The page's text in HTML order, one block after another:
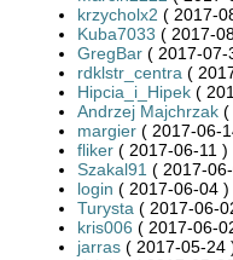
krzycholx2 ( 2017-
Kuba7033 ( 2017-
GregBar ( 2017-07-
rdklstr_centra (
Hipcia_i_Hipek (
Andrzej Majchrzak (
margier ( 2017-06-
fliker ( 2017-06-11 )
Szakal91 ( 2017-
login ( 2017-06-04 )
Turysta ( 2017-06-
kris006 ( 2017-06-
jarras ( 2017-05-24